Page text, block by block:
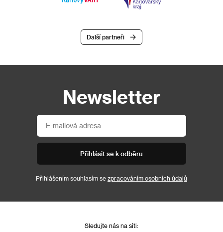
Další partneři
Newsletter
Přihlásit se k odběru
Přihlášením souhlasím se zpracováním osobních údajů
Sledujte nás na síti: